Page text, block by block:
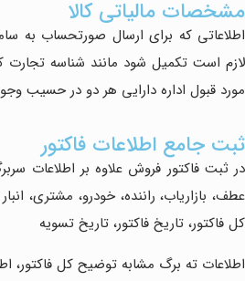
مشخصات مالیاتی کالا
اطلاعاتی که برای ارسال صورتحساب به
لازم است تکمیل شود مانند شناسه تجارت
مورد قبول اداره دارایی هر دو در حسیب
ثبت جامع اطلاعات فاکتور
در ثبت فاکتور فروش علاوه بر اطلاعات
عطف، بازاریاب، راننده، خودرو، مشتری،
کل فاکتور، تاریخ فاکتور، تاریخ تسویه
اطلاعات ته برگ مشابه توضیح کل فاکتور،